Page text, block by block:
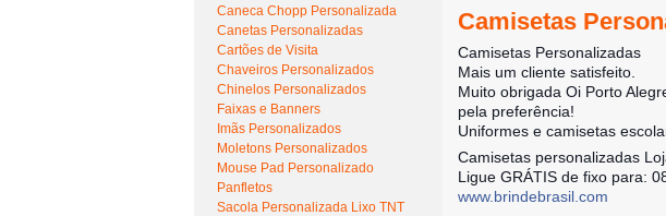
Caneca Chopp Personalizada
Canetas Personalizadas
Cartões de Visita
Chaveiros Personalizados
Chinelos Personalizados
Faixas e Banners
Imãs Personalizados
Moletons Personalizados
Mouse Pad Personalizado
Panfletos
Sacola Personalizada Lixo TNT
Camisetas
Camisetas Personalizadas
Mais um cliente satisfeito.
Muito obrigada Oi Porto
pela preferência!
Uniformes e camisetas
Camisetas personalizadas
Ligue GRÁTIS de fixo para:
www.brindebrasil.com